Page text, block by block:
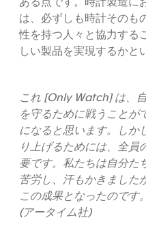
ある点です。時計製造に
は、必ずしも時計そのも
性を持つ人々と協力する
しい製品を実現するかと
これ [Only Watch] は、
を守るために戦うことが
になると思います。しか
り上げるためには、全員
要です。私たちは自分た
苦労し、汗もかきました
この成果となったのです
(アータイム社)